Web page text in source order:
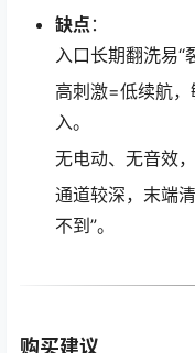
缺点 ：
入口长期翻洗易“
高刺激=低续航，
入。
无电动、无音效
通道较深，末端
不到”。
购买建议